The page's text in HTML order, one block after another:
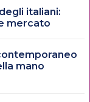
italiani:
mercato
mano